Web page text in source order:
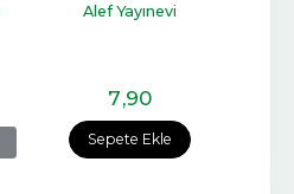
Sepete Ekle
Alef Yayınevi
7,90